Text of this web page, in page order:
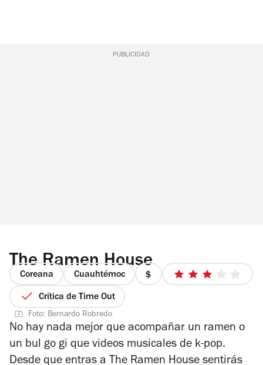
PUBLICIDAD
The Ramen House
Coreana Cuauhtémoc
precio
4
3
estrellas
Crítica de Time Out
Foto: Bernardo Robredo
No hay nada mejor que acompañar un ramen o
un bul go gi que videos musicales de k-pop.
Desde que entras a The Ramen House sentirás